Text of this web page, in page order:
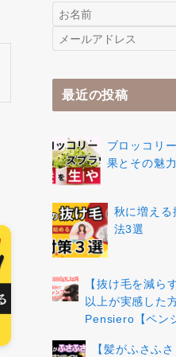
最近の投稿
ブロッコリ
果とその魅力
秋に増える
法3選
【抜け毛を減ら
以上が実感した
Pensiero【ペン
【髪がふさふ